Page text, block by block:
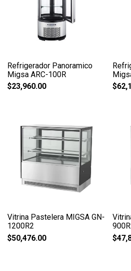
Refrigerador Panoramico
Migsa ARC-100R
$23,960.00
$
Vitrina Pastelera MIGSA GN-
1200R2
$50,476.00
$